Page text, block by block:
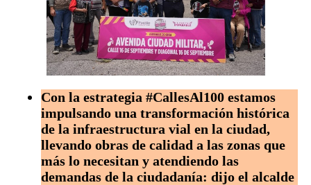
Con la estrategia #CallesAl100 estamos
impulsando una transformación histórica
de la infraestructura vial en la ciudad,
llevando obras de calidad a las zonas que
más lo necesitan y atendiendo las
demandas de la ciudadanía: dijo el alcalde